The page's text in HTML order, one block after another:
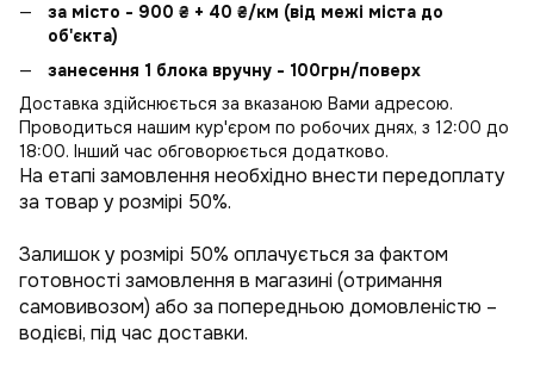
за місто - 900 ₴ + 40 ₴/км (від межі міста до
об'єкта)
занесення 1 блока вручну - 100грн/поверх
Доставка здійснюється за вказаною Вами адресою.
Проводиться нашим кур'єром по робочих днях, з 12:00 до
18:00. Інший час обговорюється додатково.
На етапі замовлення необхідно внести передоплату
за товар у розмірі 50%.
Залишок у розмірі 50% оплачується за фактом
готовності замовлення в магазині (отримання
самовивозом) або за попередньою домовленістю –
водієві, під час доставки.